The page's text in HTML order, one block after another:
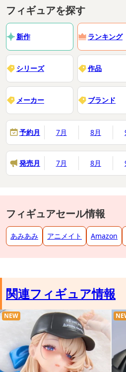
フィギュアを探す
新作 ランキング
シリーズ 作品
メーカー ブランド
予約月 7月 8月
発売月 7月 8月
フィギュアセール情報
あみあみ アニメイト Amazon
関連フィギュア情報
NEW